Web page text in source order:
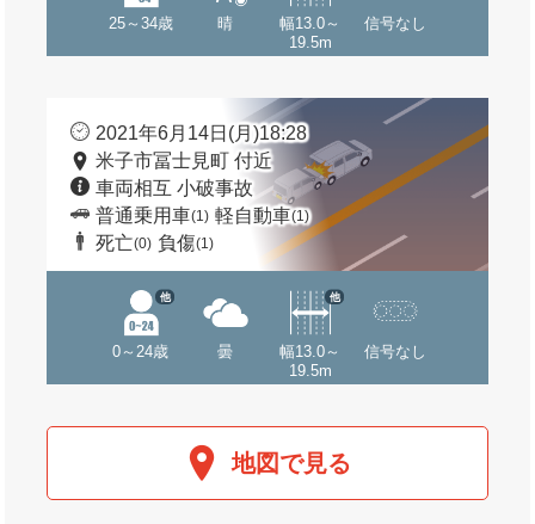
25～34歳 晴
幅13.0～
19.5m
信号なし
2021年6月14日(月)18:28
米子市冨士見町 付近
車両相互 小破事故
普通乗用車(1) 軽自動車(1)
死亡(0) 負傷(1)
0～24歳
他
曇
幅13.0～
19.5m
他
信号なし
地図で見る